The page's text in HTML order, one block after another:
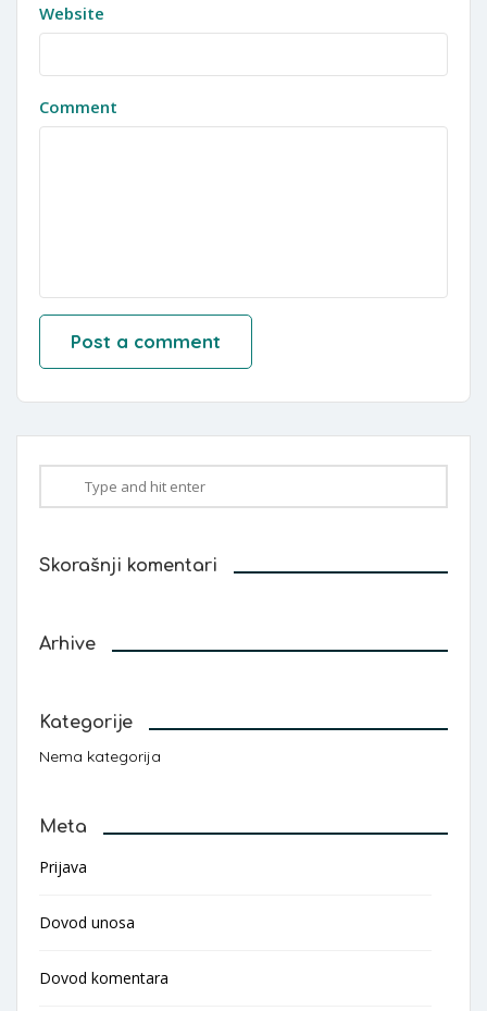
Website
Comment
Skorašnji komentari
Arhive
Kategorije
Nema kategorija
Meta
Prijava
Dovod unosa
Dovod komentara